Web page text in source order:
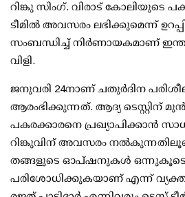
റിങ്കു സിംഗ്. വിരാട് കോലിയുടെ
ടീമില്‍ അവസരം ലഭിക്കുമെന്ന്
സംബന്ധിച്ച് നിര്‍ണായകമാണ്
വിളി.
ജനുവരി 24നാണ് ചതുര്‍ദിന
ആരംഭിക്കുന്നത്. ആദ്യ ടെസ്റ്റിന്
പകരക്കാരനെ പ്രഖ്യാപിക്കാന്‍
റിങ്കുവിന് അവസരം
തങ്ങളുടെ ഓപ്ഷനുകള്‍ ഒന്നുകൂടെ
പരിശോധിക്കുകയാണ് എന്ന്